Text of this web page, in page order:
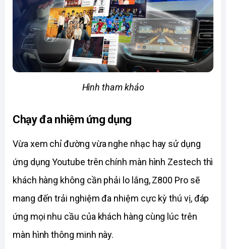
Hình tham khảo
Chạy đa nhiệm ứng dụng
Vừa xem chỉ đường vừa nghe nhạc hay sử dụng
ứng dụng Youtube trên chính màn hình Zestech thì
khách hàng không cần phải lo lắng, Z800 Pro sẽ
mang đến trải nghiệm đa nhiệm cực kỳ thú vị, đáp
ứng mọi nhu cầu của khách hàng cùng lúc trên
màn hình thông minh này.